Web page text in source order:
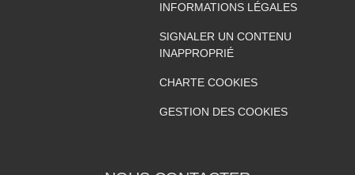
INFORMATIONS LÉGALES
SIGNALER UN CONTENU
INAPPROPRIÉ
CHARTE COOKIES
GESTION DES COOKIES